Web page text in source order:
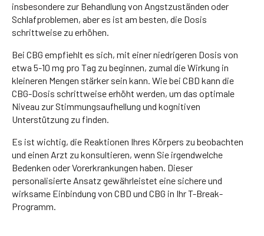
insbesondere zur Behandlung von Angstzuständen oder
Schlafproblemen, aber es ist am besten, die Dosis
schrittweise zu erhöhen.
Bei CBG empfiehlt es sich, mit einer niedrigeren Dosis von
etwa 5-10 mg pro Tag zu beginnen, zumal die Wirkung in
kleineren Mengen stärker sein kann. Wie bei CBD kann die
CBG-Dosis schrittweise erhöht werden, um das optimale
Niveau zur Stimmungsaufhellung und kognitiven
Unterstützung zu finden.
Es ist wichtig, die Reaktionen Ihres Körpers zu beobachten
und einen Arzt zu konsultieren, wenn Sie irgendwelche
Bedenken oder Vorerkrankungen haben. Dieser
personalisierte Ansatz gewährleistet eine sichere und
wirksame Einbindung von CBD und CBG in Ihr T-Break-
Programm.